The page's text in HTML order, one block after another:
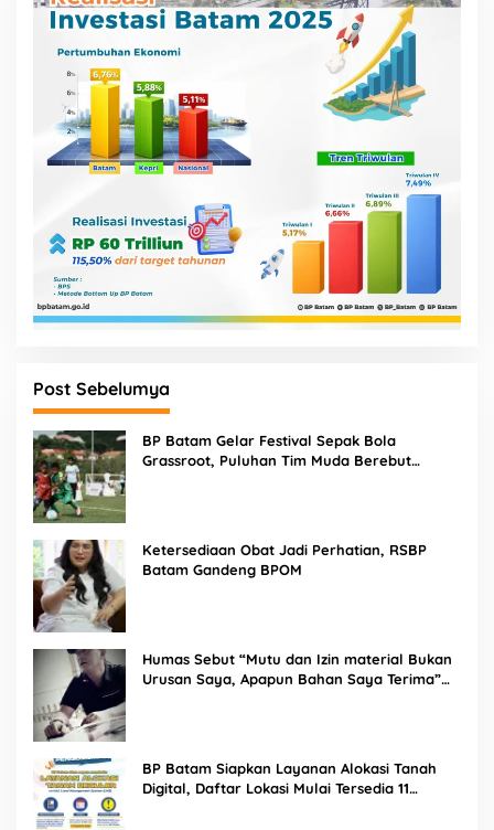
Post Sebelumya
BP Batam Gelar Festival Sepak Bola
Grassroot, Puluhan Tim Muda Berebut
Ketersediaan Obat Jadi Perhatian, RSBP
Batam Gandeng BPOM
Humas Sebut “Mutu dan Izin material Bukan
Urusan Saya, Apapun Bahan Saya Terima”
BP Batam Siapkan Layanan Alokasi Tanah
Digital, Daftar Lokasi Mulai Tersedia 11